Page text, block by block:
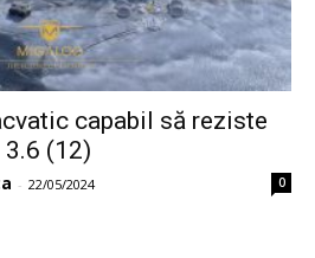
capabil să reziste
(12)
- 22/05/2024 0